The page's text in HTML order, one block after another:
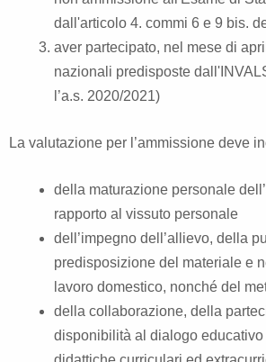
dall'articolo 4. commi 6 e 9 bis.
aver partecipato, nel mese di
nazionali predisposte
l’a.s. 2020/2021)
La valutazione per l’ammissione deve
della maturazione personale
rapporto al vissuto personale
dell’impegno dell’allievo, della
predisposizione del materiale e
lavoro domestico, nonché del
della collaborazione, della
disponibilità al dialogo educativo